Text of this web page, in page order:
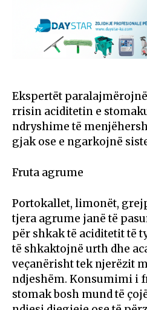
Ekspertët
rrisin aciditetin e
ndryshime të
gjak ose e ngarkojnë
Fruta agrume
Portokallet, limonët,
tjera agrume janë të
për shkak të aciditetit të
të shkaktojnë urth dhe
veçanërisht tek njerëzit
ndjeshëm. Konsumimi i
stomak bosh mund të